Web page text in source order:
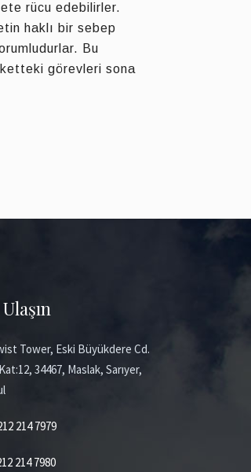
rücu edebilirler.
haklı bir sebep
Bu
görevleri sona
Tower, Eski Büyükdere Cd.
34467, Maslak, Sarıyer,
214 7979
214 7980